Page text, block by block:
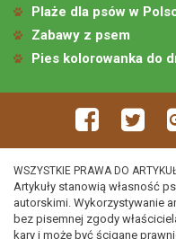
Plaże dla psów w
Zabawy z psem
Pies kolorowanka do
WSZYSTKIE PRAWA DO
Artykuły stanowią własność
autorskimi. Wykorzystywanie
bez pisemnej zgody
kary i może być ścigane